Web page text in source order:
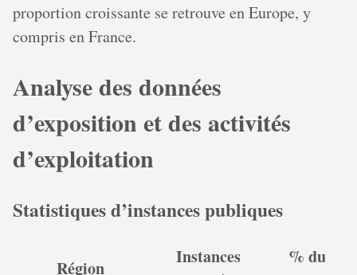
proportion croissante se retrouve en Europe, y
compris en France.
Analyse des données
d’exposition et des activités
d’exploitation
Statistiques d’instances publiques
Région
Instances
% du